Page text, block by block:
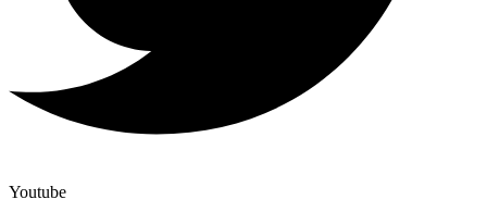
Youtube